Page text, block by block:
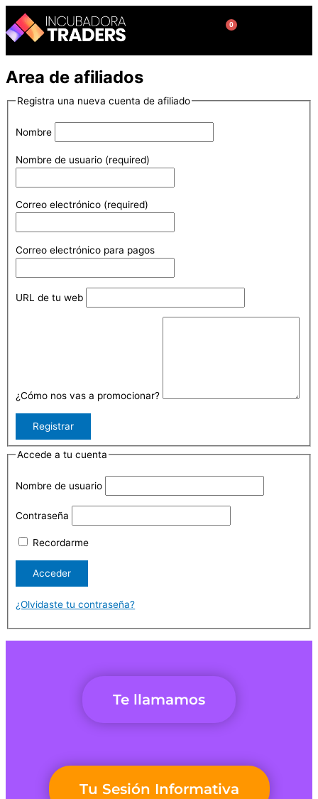
Ir
contenido
0
Cart
Area de afiliados
Registra una nueva cuenta de afiliado
Nombre
Nombre de usuario (required)
Correo electrónico (required)
Correo electrónico para pagos
URL de tu web
¿Cómo nos vas a promocionar?
Accede a tu cuenta
Nombre de usuario
Contraseña
Recordarme
¿Olvidaste tu contraseña?
Te llamamos
Tu Sesión Informativa